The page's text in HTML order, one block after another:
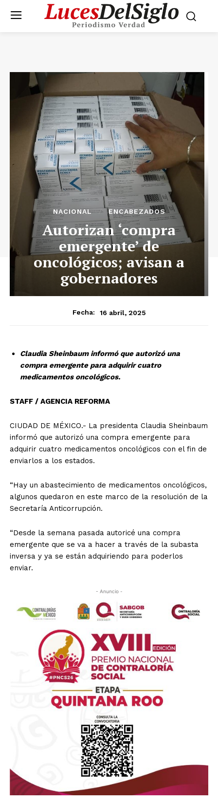
NACIONAL ENCABEZADOS
Autorizan ‘compra
emergente’ de
oncológicos; avisan a
gobernadores
Fecha: 16 abril, 2025
Claudia Sheinbaum informó que autorizó una
compra emergente para adquirir cuatro
medicamentos oncológicos.
STAFF / AGENCIA REFORMA
CIUDAD DE MÉXICO.- La presidenta Claudia Sheinbaum
informó que autorizó una compra emergente para
adquirir cuatro medicamentos oncológicos con el fin de
enviarlos a los estados.
“Hay un abastecimiento de medicamentos oncológicos,
algunos quedaron en este marco de la resolución de la
Secretaría Anticorrupción.
“Desde la semana pasada autoricé una compra
emergente que se va a hacer a través de la subasta
inversa y ya se están adquiriendo para poderlos
enviar.
- Anuncio -